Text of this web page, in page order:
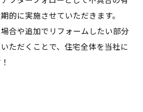
的に実施させていただきます。
合や追加でリフォームしたい部分
ただくことで、住宅全体を当社に